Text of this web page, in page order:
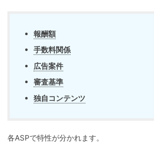
報酬額
手数料関係
広告案件
審査基準
独自コンテンツ
各ASPで特性が分かれます。